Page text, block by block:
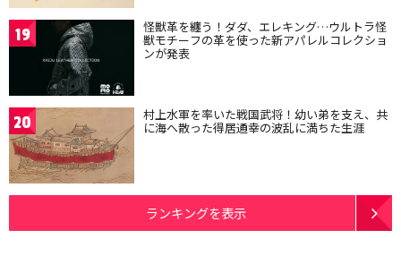
19 怪獣革を纏う！ダダ、エレキング…ウルトラ怪
獣モチーフの革を使った新アパレルコレクショ
ンが発表
20 村上水軍を率いた戦国武将！幼い弟を支え、共
に海へ散った得居通幸の波乱に満ちた生涯
ランキングを表示